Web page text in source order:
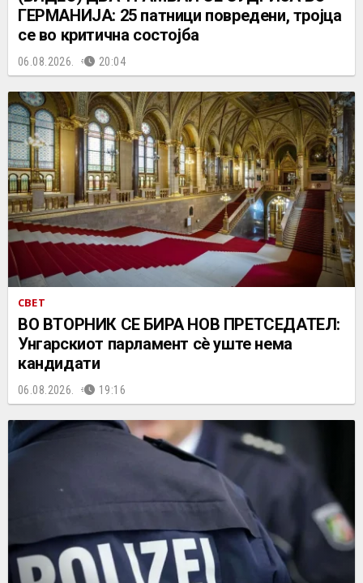
ГЕРМАНИЈА: 25 патници повредени, тројца
се во критична состојба
06.08.2026. 20:04
СВЕТ
ВО ВТОРНИК СЕ БИРА НОВ ПРЕТСЕДАТЕЛ:
Унгарскиот парламент сè уште нема
кандидати
06.08.2026. 19:16